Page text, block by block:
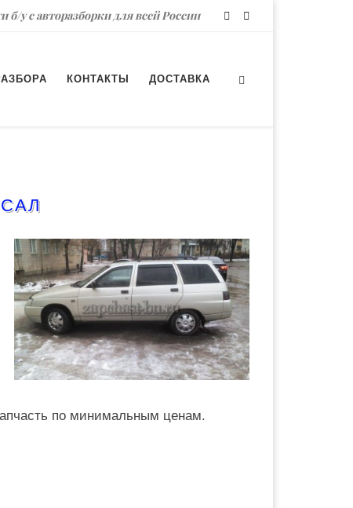
б/у с авторазборки для всей России
КОНТАКТЫ ДОСТАВКА
по минимальным ценам.